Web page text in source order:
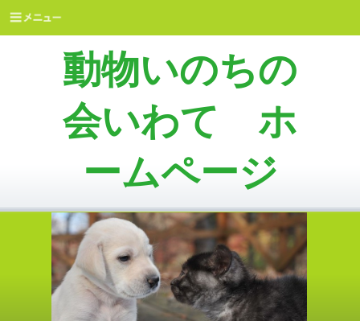
動物いのちの
会いわて ホ
ームページ